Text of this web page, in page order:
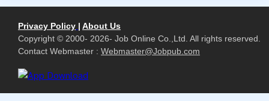
Privacy Policy | About Us
Copyright © 2000- 2026- Job Online Co.,Ltd. All rights reserved.
Contact Webmaster : Webmaster@Jobpub.com